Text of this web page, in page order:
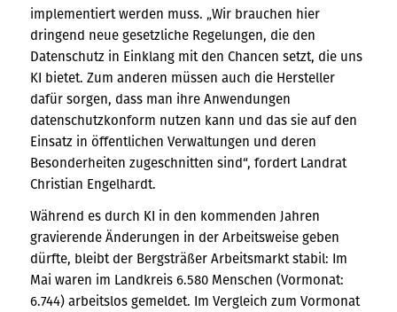
implementiert werden muss. „Wir brauchen hier
dringend neue gesetzliche Regelungen, die den
Datenschutz in Einklang mit den Chancen setzt, die uns
KI bietet. Zum anderen müssen auch die Hersteller
dafür sorgen, dass man ihre Anwendungen
datenschutzkonform nutzen kann und das sie auf den
Einsatz in öffentlichen Verwaltungen und deren
Besonderheiten zugeschnitten sind“, fordert Landrat
Christian Engelhardt.
Während es durch KI in den kommenden Jahren
gravierende Änderungen in der Arbeitsweise geben
dürfte, bleibt der Bergsträßer Arbeitsmarkt stabil: Im
Mai waren im Landkreis 6.580 Menschen (Vormonat:
6.744) arbeitslos gemeldet. Im Vergleich zum Vormonat